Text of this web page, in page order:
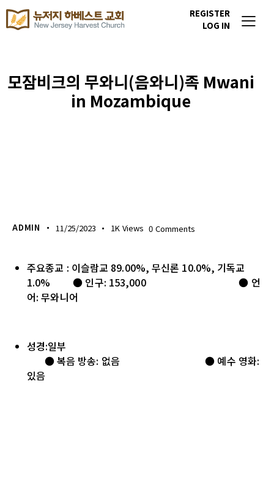
REGISTER
LOG IN
모잠비크의 무와니(음와니)족 Mwani
in Mozambique
ADMIN 11/25/2023 1K Views 0 Comments
주요종교 : 이슬람교 89.00%, 무신론 10.0%, 기독교
1.0% ● 인구: 153,000 ● 언
어: 무와니어
성경:일부
● 복음 방송: 없음 ● 예수 영화:
있음